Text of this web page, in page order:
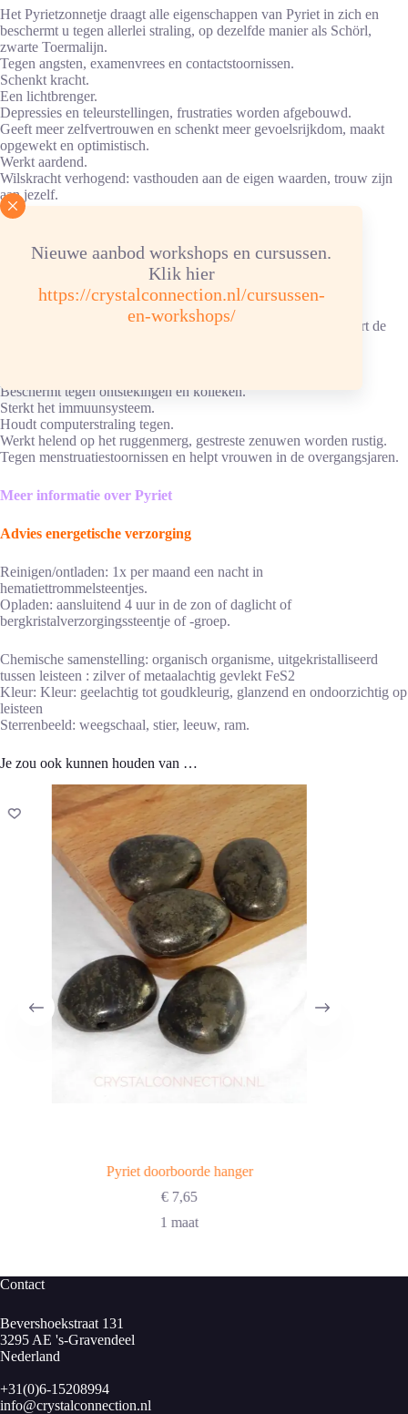
Nieuwe aanbod workshops en cursussen.
Klik hier
https://crystalconnection.nl/cursussen-
en-workshops/
Het Pyrietzonnetje draagt alle eigenschappen van Pyriet in zich en
beschermt u tegen allerlei straling, op dezelfde manier als Schörl,
zwarte Toermalijn.
Tegen angsten, examenvrees en contactstoornissen.
Schenkt kracht.
Een lichtbrenger.
Depressies en teleurstellingen, frustraties worden afgebouwd.
Geeft meer zelfvertrouwen en schenkt meer gevoelsrijkdom, maakt
opgewekt en optimistisch.
Werkt aardend.
Wilskracht verhogend: vasthouden aan de eigen waarden, trouw zijn
aan jezelf.
Werkt helend op de hersenen.
Zuiverende uitwerking op het bloed.
Verzuring en puisten worden geheeld.
Verzwakt hart, hartkransslagader, pyrietzon in verbinding met
malachiet, smaragd of chrysopraas gebruiken.
Organen en klieren, reguleert de functies.
Bevordert de lever, de bloedeiwitten en galproductie en activeert de
Beschermt tegen ontstekingen en kolieken.
Sterkt het immuunsysteem.
Houdt computerstraling tegen.
Werkt helend op het ruggenmerg, gestreste zenuwen worden rustig.
Tegen menstruatiestoornissen en helpt vrouwen in de overgangsjaren.
Meer informatie over Pyriet
Advies energetische verzorging
Reinigen/ontladen: 1x per maand een nacht in
hematiettrommelsteentjes.
Opladen: aansluitend 4 uur in de zon of daglicht of
bergkristalverzorgingssteentje of -groep.
Chemische samenstelling: organisch organisme, uitgekristalliseerd
tussen leisteen : zilver of metaalachtig gevlekt FeS2
Kleur: Kleur: geelachtig tot goudkleurig, glanzend en ondoorzichtig op
leisteen
Sterrenbeeld: weegschaal, stier, leeuw, ram.
Je zou ook kunnen houden van …
Pyriet doorboorde hanger
€ 7,65
1 maat
Contact
Bevershoekstraat 131
3295 AE 's-Gravendeel
Nederland
+31(0)6-15208994
info@crystalconnection.nl